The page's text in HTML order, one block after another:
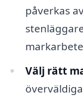
påverkas
Välj rätt